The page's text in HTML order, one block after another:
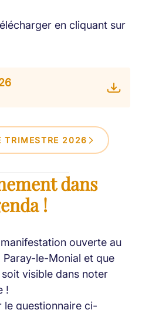
en cliquant sur
TRIMESTRE 2026
dans
!
ouverte au
le-Monial et que
visible dans noter
!
le questionnaire ci-